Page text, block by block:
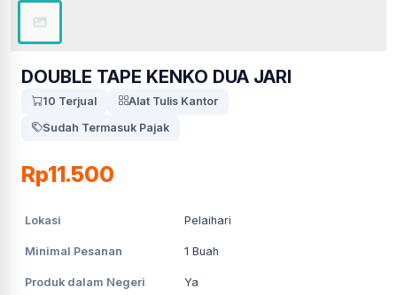
DOUBLE TAPE KENKO DUA JARI
10 Terjual
Alat Tulis Kantor
Sudah Termasuk Pajak
Rp11.500
Lokasi Pelaihari
Minimal Pesanan 1 Buah
Produk dalam Negeri Ya